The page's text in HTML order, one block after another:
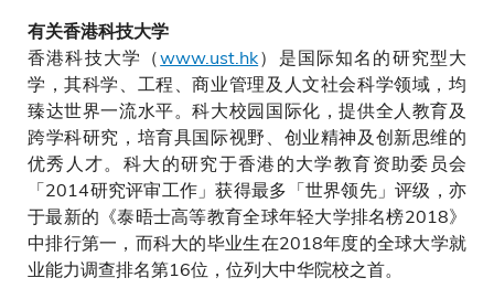
有关香港科技大学
香港科技大学（www.ust.hk）是国际知名的研究型大
学，其科学、工程、商业管理及人文社会科学领域，均
臻达世界一流水平。科大校园国际化，提供全人教育及
跨学科研究，培育具国际视野、创业精神及创新思维的
优秀人才。科大的研究于香港的大学教育资助委员会
「2014研究评审工作」获得最多「世界领先」评级，亦
于最新的《泰晤士高等教育全球年轻大学排名榜2018》
中排行第一，而科大的毕业生在2018年度的全球大学就
业能力调查排名第16位，位列大中华院校之首。